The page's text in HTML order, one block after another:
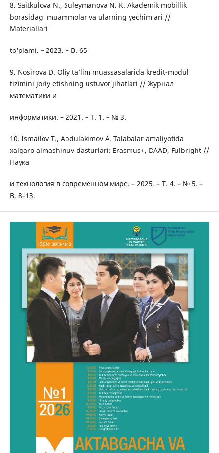
8. Saitkulova N., Suleymanova N. K. Akademik mobillik
borasidagi muammolar va ularning yechimlari //
Materiallari
to‘plami. – 2023. – B. 65.
9. Nosirova D. Oliy ta’lim muassasalarida kredit-modul
tizimini joriy etishning ustuvor jihatlari // Журнал
математики и
информатики. – 2021. – T. 1. – № 3.
10. Ismailov T., Abdulakimov A. Talabalar amaliyotida
xalqaro almashinuv dasturlari: Erasmus+, DAAD, Fulbright //
Наука
и технология в современном мире. – 2025. – T. 4. – № 5. –
B. 8–13.